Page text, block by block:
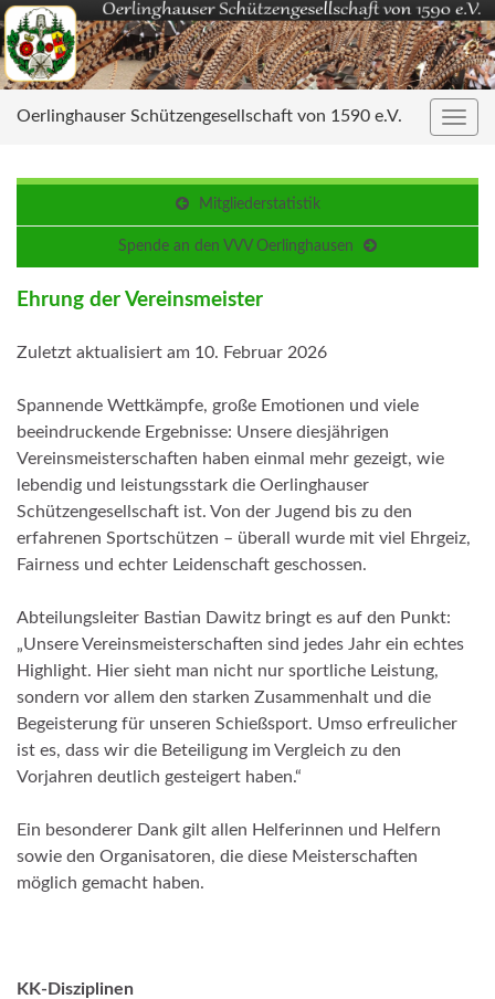
Oerlinghauser Schützengesellschaft von 1590 e.V.
Mitgliederstatistik
Spende an den VVV Oerlinghausen
Ehrung der Vereinsmeister
Zuletzt aktualisiert am 10. Februar 2026
Spannende Wettkämpfe, große Emotionen und viele
beeindruckende Ergebnisse: Unsere diesjährigen
Vereinsmeisterschaften haben einmal mehr gezeigt, wie
lebendig und leistungsstark die Oerlinghauser
Schützengesellschaft ist. Von der Jugend bis zu den
erfahrenen Sportschützen – überall wurde mit viel Ehrgeiz,
Fairness und echter Leidenschaft geschossen.
Abteilungsleiter Bastian Dawitz bringt es auf den Punkt:
„Unsere Vereinsmeisterschaften sind jedes Jahr ein echtes
Highlight. Hier sieht man nicht nur sportliche Leistung,
sondern vor allem den starken Zusammenhalt und die
Begeisterung für unseren Schießsport. Umso erfreulicher
ist es, dass wir die Beteiligung im Vergleich zu den
Vorjahren deutlich gesteigert haben.“
Ein besonderer Dank gilt allen Helferinnen und Helfern
sowie den Organisatoren, die diese Meisterschaften
möglich gemacht haben.
KK-Disziplinen